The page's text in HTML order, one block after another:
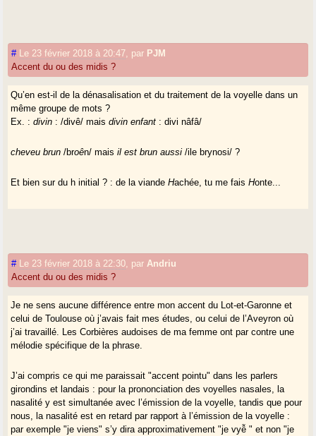
# Le 23 février 2018 à 20:47 par PJM
Accent du ou des midis ?
Qu’en est-il de la dénasalisation et du traitement de la voyelle dans un
même groupe de mots ?
Ex. :divin : /divê/ maisdivin enfant : divi nâfâ/
cheveu brun /broên/ maisil est brun aussi /ile brynosi/ ?
Et bien sur du h initial ? : de la viandeHachée, tu me faisHonte...
# Le 23 février 2018 à 22:30 par Andriu
Accent du ou des midis ?
Je ne sens aucune différence entre mon accent du Lot-et-Garonne et
celui de Toulouse où j’avais fait mes études, ou celui de l’Aveyron où
j’ai travaillé. Les Corbières audoises de ma femme ont par contre une
mélodie spécifique de la phrase.
J’ai compris ce qui me paraissait "accent pointu" dans les parlers
girondins et landais : pour la prononciation des voyelles nasales, la
nasalité y est simultanée avec l’émission de la voyelle, tandis que pour
nous, la nasalité est en retard par rapport à l’émission de la voyelle :
par exemple "je viens" s’y dira approximativement "je vyễ " et non "je